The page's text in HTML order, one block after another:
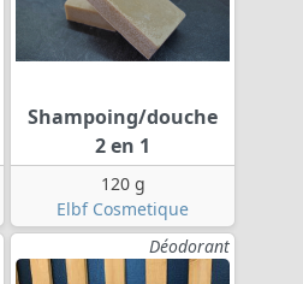
Shampoing/douche
2 en 1
120 g
Elbf Cosmetique
Déodorant